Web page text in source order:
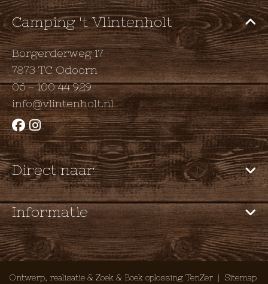
Camping 't Vlintenholt
Borgerderweg 17
7873 TC Odoorn
06 - 100 44 929
info@vlintenholt.nl
Direct naar
Home
Camping
Huren
Faciliteiten
Informatie
Huisregels
Voorwaarden
Ontwerp, realisatie & Zoek & Boek oplossing TenZer | Sitemap